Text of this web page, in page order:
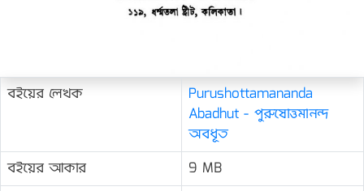
বইয়ের লেখক
Purushottamananda
Abadhut - পুরুষোত্তমানন্দ
অবধূত
বইয়ের আকার
9 MB